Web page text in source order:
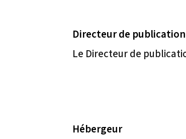
Directeur de publication
Le Directeur de
Hébergeur